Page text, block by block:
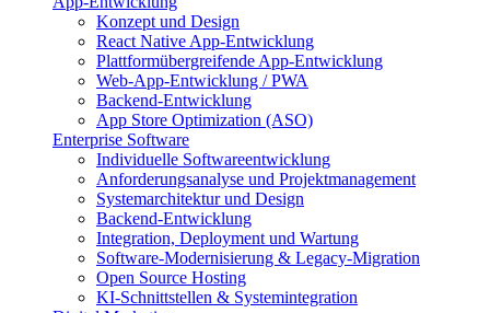
Konzept und Design
React Native App-Entwicklung
Plattformübergreifende App-Entwicklung
Web-App-Entwicklung / PWA
Backend-Entwicklung
App Store Optimization (ASO)
Enterprise Software
Individuelle Softwareentwicklung
Anforderungsanalyse und Projektmanagement
Systemarchitektur und Design
Backend-Entwicklung
Integration, Deployment und Wartung
Software-Modernisierung & Legacy-Migration
Open Source Hosting
KI-Schnittstellen & Systemintegration